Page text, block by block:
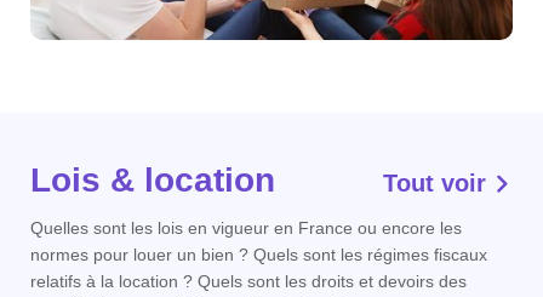
Lois & location Tout voir
Quelles sont les lois en vigueur en France ou encore les
normes pour louer un bien ? Quels sont les régimes fiscaux
relatifs à la location ? Quels sont les droits et devoirs des